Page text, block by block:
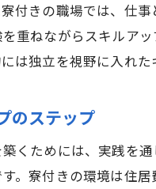
付きの職場では、仕
重ねながらスキルア
は独立を視野に入れ
のステップ
くためには、実践を
。寮付きの環境は住